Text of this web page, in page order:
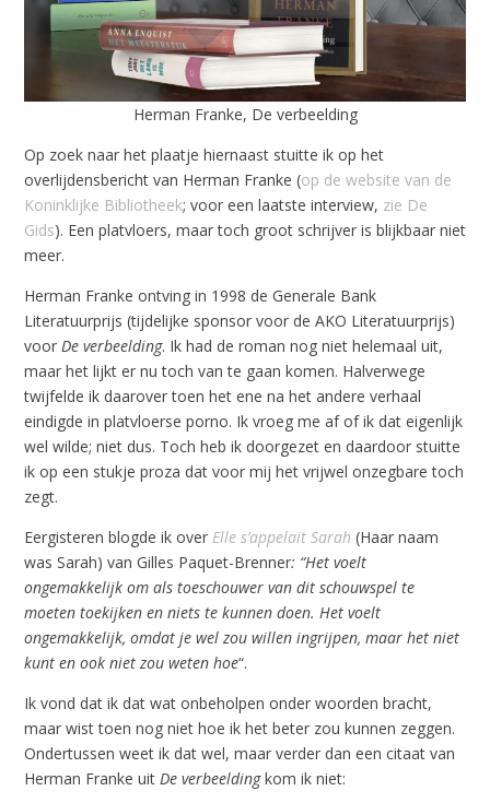
Herman Franke, De verbeelding
Op zoek naar het plaatje hiernaast stuitte ik op het
overlijdensbericht van Herman Franke (op de website van de
Koninklijke Bibliotheek; voor een laatste interview, zie De
Gids). Een platvloers, maar toch groot schrijver is blijkbaar niet
meer.
Herman Franke ontving in 1998 de Generale Bank
Literatuurprijs (tijdelijke sponsor voor de AKO Literatuurprijs)
voor De verbeelding. Ik had de roman nog niet helemaal uit,
maar het lijkt er nu toch van te gaan komen. Halverwege
twijfelde ik daarover toen het ene na het andere verhaal
eindigde in platvloerse porno. Ik vroeg me af of ik dat eigenlijk
wel wilde; niet dus. Toch heb ik doorgezet en daardoor stuitte
ik op een stukje proza dat voor mij het vrijwel onzegbare toch
zegt.
Eergisteren blogde ik over Elle s’appelait Sarah (Haar naam
was Sarah) van Gilles Paquet-Brenner: “Het voelt
ongemakkelijk om als toeschouwer van dit schouwspel te
moeten toekijken en niets te kunnen doen. Het voelt
ongemakkelijk, omdat je wel zou willen ingrijpen, maar het niet
kunt en ook niet zou weten hoe“.
Ik vond dat ik dat wat onbeholpen onder woorden bracht,
maar wist toen nog niet hoe ik het beter zou kunnen zeggen.
Ondertussen weet ik dat wel, maar verder dan een citaat van
Herman Franke uit De verbeeldingkom ik niet: